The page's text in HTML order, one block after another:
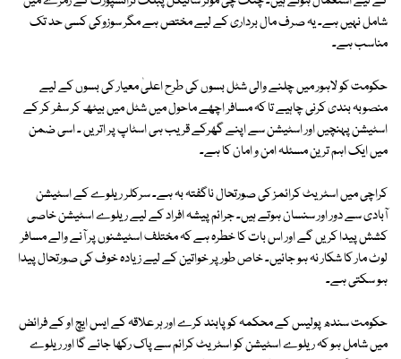
شامل نہیں ہے۔ یہ صرف مال برداری کے لیے مختص ہے مگر سوزوکی کسی حد تک
مناسب ہے۔
حکومت کو لاہور میں چلنے والی شٹل بسوں کی طرح اعلیٰ معیار کی بسوں کے لیے
منصوبہ بندی کرنی چاہیے تا کہ مسافر اچھے ماحول میں شٹل میں بیٹھ کر سفر کر کے
اسٹیشن پہنچیں اور اسٹیشن سے اپنے گھرکے قریب ہی اسٹاپ پر اتریں ۔ اسی ضمن
میں ایک اہم ترین مسئلہ امن و امان کا ہے۔
کراچی میں اسٹریٹ کرائمز کی صورتحال ناگفتہ بہ ہے۔ سرکلر ریلوے کے اسٹیشن
آبادی سے دور اور سنسان ہوتے ہیں۔ جرائم پیشہ افراد کے لیے ریلوے اسٹیشن خاصی
کشش پیدا کریں گے اور اس بات کا خطرہ ہے کہ مختلف اسٹیشنوں پر آنے والے مسافر
لوٹ مار کا شکار نہ ہو جائیں۔ خاص طور پر خواتین کے لیے زیادہ خوف کی صورتحال پیدا
ہو سکتی ہے۔
حکومت سندھ پولیس کے محکمہ کو پابند کرے اور ہر علاقہ کے ایس ایچ او کے فرائض
میں شامل ہو کہ ریلوے اسٹیشن کو اسٹریٹ کرائم سے پاک رکھا جائے گا اور ریلوے